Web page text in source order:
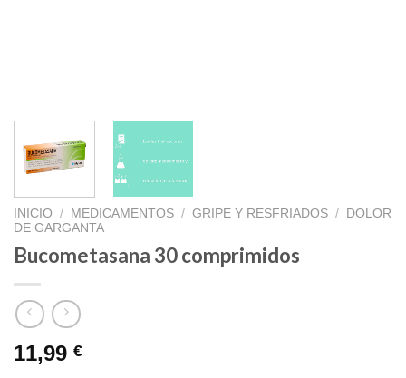
INICIO / MEDICAMENTOS / GRIPE Y RESFRIADOS /
DOLOR
DE GARGANTA
Bucometasana 30 comprimidos
11,99 €